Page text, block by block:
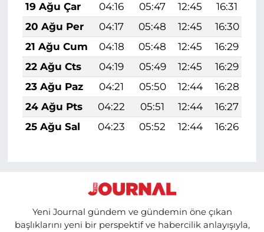
19 Ağu Çar
04:16 05:47 12:45 16:31
20 Ağu Per
04:17 05:48 12:45 16:30
21 Ağu Cum
04:18 05:48 12:45 16:29
22 Ağu Cts
04:19 05:49 12:45 16:29
23 Ağu Paz
04:21 05:50 12:44 16:28
24 Ağu Pts
04:22 05:51 12:44 16:27
25 Ağu Sal
04:23 05:52 12:44 16:26
Yeni Journal gündem ve gündemin öne çıkan
başlıklarını yeni bir perspektif ve habercilik anlayışıyla,